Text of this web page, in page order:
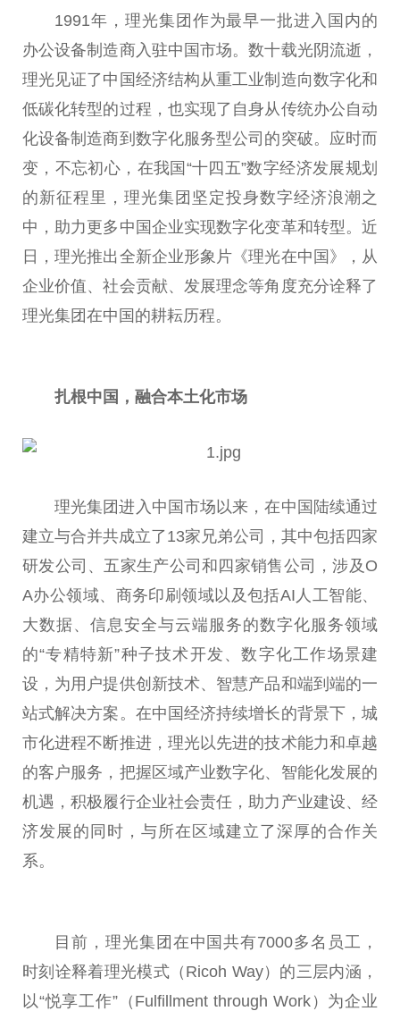
1991年，理光集团作为最早一批进入国内的
办公设备制造商入驻中国市场。数十载光阴流逝，
理光见证了中国经济结构从重工业制造向数字化和
低碳化转型的过程，也实现了自身从传统办公自动
化设备制造商到数字化服务型公司的突破。应时而
变， 不忘初心 ，在我国“十四五”数字经济发展规划
的新征程里，理光集团坚定投身数字经济浪潮之
中，助力更多 中国企业实现数字化变革和转型。近
日，理光推出全新企业形象片《理光在中国 》，从
企业价值、社会贡献、发展理念等角度充分诠释了
理光集团在中国 的耕耘历程。
扎根中国 ，融合本土化市场
理光集团进入 中国市场以来，在中国 陆续通过
建立与合并共成立了13家兄弟公司，其中包括四家
研发公司、五家生产公司和四家销售公司，涉及O
A办公领域、商务印刷领域以及包括AI人工智能、
大数据、信息安全与云端服务的数字化服务领域
的“专精特新”种子技术开发、数字化工作场景建
设，为用户提供创新技术、智慧产品和端到端的一
站式解决方案。在中国经济持续增长的背景下，城
市化进程不断推进，理光以先进的技术能力和卓越
的客户服务，把握区域产业数字化、智能化发展的
机遇，积极履行企业社会责任，助力产业建设、经
济发展的同时，与所在区域建立了深厚的合作关
系。
目前，理光集团在中国共有7000多名员工，
时刻诠释着理光模式（Ricoh Way）的三层内涵，
以“悦享工作”（Fulfillment through Work）为企业